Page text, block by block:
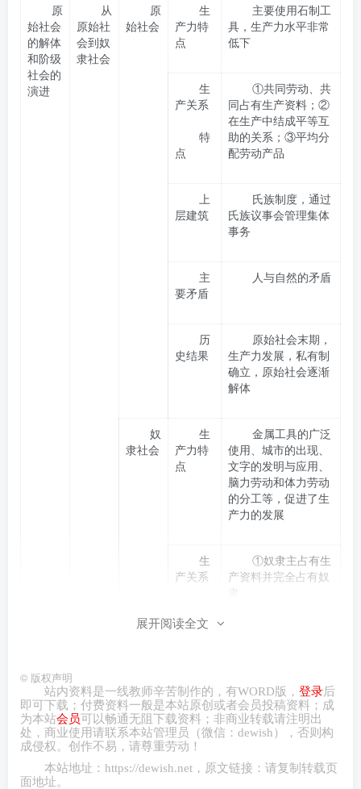
原
始社会
的解体
和阶级
社会的
演进
从
原始社
会到奴
隶社会
原
始社会
生
产力特
点
主要使用石制工
具，生产力水平非常
低下
生
产关系
特
点
①共同劳动、共
同占有生产资料；②
在生产中结成平等互
助的关系；③平均分
配劳动产品
上
层建筑
氏族制度，通过
氏族议事会管理集体
事务
主
要矛盾
人与自然的矛盾
历
史结果
原始社会末期，
生产力发展，私有制
确立，原始社会逐渐
解体
奴
隶社会
生
产力特
点
金属工具的广泛
使用、城市的出现、
文字的发明与应用、
脑力劳动和体力劳动
的分工等，促进了生
产力的发展
生
产关系
点
①奴隶主占有生
产资料并完全占有奴
③奴隶劳动的全
部产品都归奴隶主占
有和支配，奴隶主只
给奴隶最低限度的生
展开阅读全文
© 版权声明
站内资料是一线教师辛苦制作的，有WORD版， 登录后
即可下载；付费资料一般是本站原创或者会员投稿资料；成
为本站会员可以畅通无阻下载资料；非商业转载请注明出
处，商业使用请联系本站管理员（微信： dewish ），否则构
成侵权。创作不易，请尊重劳动！
本站地址： https://dewish.net ，原文链接：请复制转载页
面地址。